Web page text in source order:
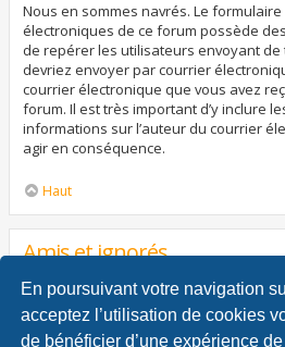
En poursuivant votre navigation
acceptez l’utilisation de cookies
de bénéficier d’une expérience
Nous en sommes navrés. Le formulaire
électroniques de ce forum possède
de repérer les utilisateurs envoyant de
devriez envoyer par courrier
courrier électronique que vous avez
forum. Il est très important d’y inclure
informations sur l’auteur du courrier
agir en conséquence.
Haut
Amis et ignorés
À quoi sert ma liste d’amis et
Vous pouvez utiliser ces listes afin